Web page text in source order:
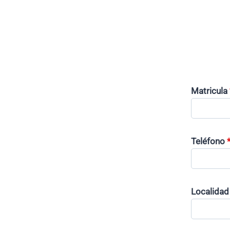
Matricula
Teléfono *
Localidad